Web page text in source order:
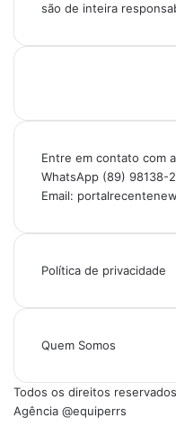
são de inteira
Entre em contato com
WhatsApp (89) 98138-
Email:
Política de privacidade
Quem Somos
Todos os direitos
Agência @equiperrs